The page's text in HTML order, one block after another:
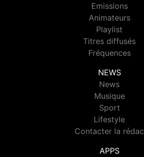
Emissions
Animateurs
Playlist
Titres diffusés
Fréquences
NEWS
News
Musique
Sport
Lifestyle
Contacter la rédac
APPS